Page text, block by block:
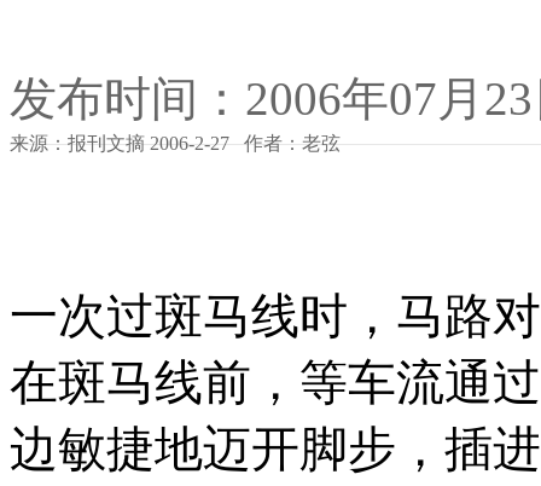
发布时间：2006年07月
来源：报刊文摘 2006-2-27 作者：老弦
一次过斑马线时，马路
在斑马线前，等车流通
边敏捷地迈开脚步，插